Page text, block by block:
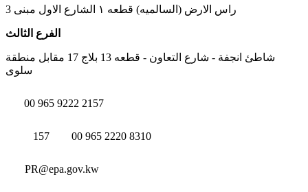
راس الارض (السالميه) قطعه ١ الشارع الاول مبنى 3
الفرع الثالث
شاطئ انجفة - شارع التعاون - قطعه 13 بلاج 17 مقابل منطقة
سلوى
00 965 9222 2157
157 00 965 2220 8310
PR@epa.gov.kw